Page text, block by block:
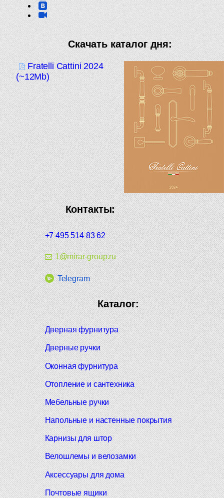
Скачать каталог дня:
Fratelli Cattini 2024
(~12Mb)
Контакты:
+7 495 514 83 62
1@mirar-group.ru
Telegram
Каталог:
Дверная фурнитура
Дверные ручки
Оконная фурнитура
Отопление и сантехника
Мебельные ручки
Напольные и настенные покрытия
Карнизы для штор
Велошлемы и велозамки
Аксессуары для дома
Почтовые ящики